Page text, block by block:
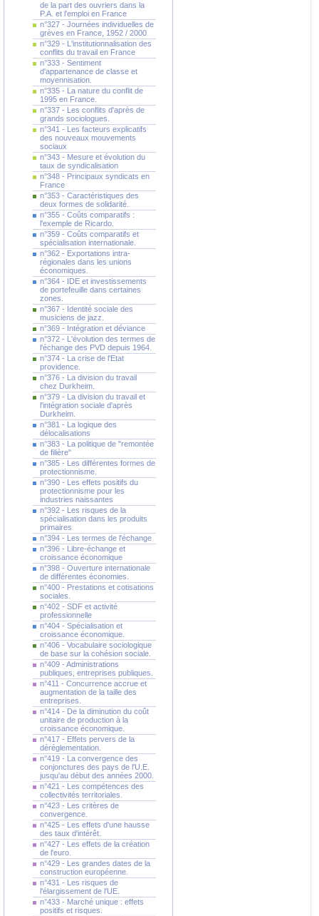
de la part des ouvriers dans la
P.A. et l'emploi en France
n°327 - Journées individuelles de
grèves en France, 1952 / 2000
n°329 - L'institutionnalisation des
conflits du travail en France
n°333 - Sentiment
d'appartenance de classe et
moyennisation.
n°335 - La nature du conflit de
1995 en France.
n°337 - Les conflits d'après de
grands sociologues.
n°341 - Les facteurs explicatifs
des nouveaux mouvements
sociaux
n°343 - Mesure et évolution du
taux de syndicalisation
n°348 - Principaux syndicats en
France
n°353 - Caractéristiques des
deux formes de solidarité.
n°355 - Coûts comparatifs :
l'exemple de Ricardo.
n°359 - Coûts comparatifs et
spécialisation internationale.
n°362 - Exportations intra-
régionales dans les unions
économiques.
n°364 - IDE et investissements
de portefeuille dans certaines
zones.
n°367 - Identité sociale des
musiciens de jazz.
n°369 - Intégration et déviance
n°372 - L'évolution des termes de
l'échange des PVD depuis 1964.
n°374 - La crise de l'Etat
providence.
n°376 - La division du travail
chez Durkheim.
n°379 - La division du travail et
l'intégration sociale d'après
Durkheim.
n°381 - La logique des
délocalisations
n°383 - La politique de "remontée
de filière"
n°385 - Les différentes formes de
protectionnisme.
n°390 - Les effets positifs du
protectionnisme pour les
industries naissantes
n°392 - Les risques de la
spécialisation dans les produits
primaires
n°394 - Les termes de l'échange
n°396 - Libre-échange et
croissance économique
n°398 - Ouverture internationale
de différentes économies.
n°400 - Prestations et cotisations
sociales.
n°402 - SDF et activité
professionnelle
n°404 - Spécialisation et
croissance économique.
n°406 - Vocabulaire sociologique
de base sur la cohésion sociale.
n°409 - Administrations
publiques, entreprises publiques.
n°411 - Concurrence accrue et
augmentation de la taille des
entreprises.
n°414 - De la diminution du coût
unitaire de production à la
croissance économique.
n°417 - Effets pervers de la
déréglementation.
n°419 - La convergence des
conjonctures des pays de l'U.E.
jusqu'au début des années 2000.
n°421 - Les compétences des
collectivités territoriales.
n°423 - Les critères de
convergence.
n°425 - Les effets d'une hausse
des taux d'intérêt.
n°427 - Les effets de la création
de l'euro.
n°429 - Les grandes dates de la
construction européenne.
n°431 - Les risques de
l'élargissement de l'UE.
n°433 - Marché unique : effets
positifs et risques.